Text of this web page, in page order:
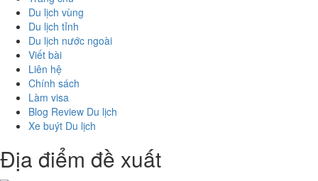
Du lịch vùng
Du lịch tỉnh
Du lịch nước ngoài
Viết bài
Liên hệ
Chính sách
Làm visa
Blog Review Du lịch
Xe buýt Du lịch
Địa điểm đề xuất